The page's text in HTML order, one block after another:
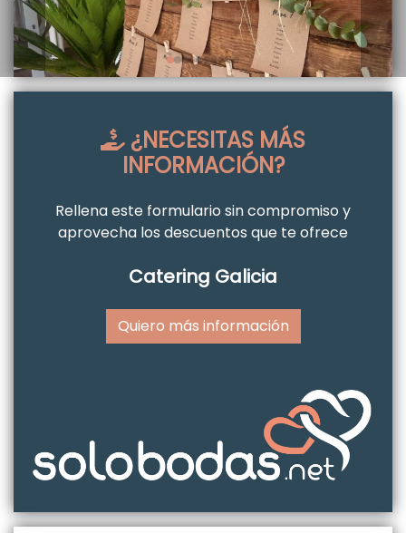
¿NECESITAS MÁS
INFORMACIÓN?
Rellena este formulario sin compromiso y
aprovecha los descuentos que te ofrece
Catering Galicia
Quiero más información